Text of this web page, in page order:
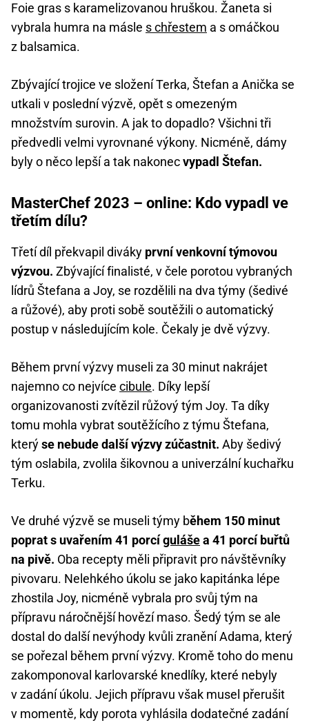
Foie gras s karamelizovanou hruškou. Žaneta si
vybrala humra na másle s chřestem a s omáčkou
z balsamica.
Zbývající trojice ve složení Terka, Štefan a Anička se
utkali v poslední výzvě, opět s omezeným
množstvím surovin. A jak to dopadlo? Všichni tři
předvedli velmi vyrovnané výkony. Nicméně, dámy
byly o něco lepší a tak nakonecvypadl Štefan.
MasterChef 2023 – online: Kdo vypadl ve
třetím dílu?
Třetí díl překvapil diváky první venkovní týmovou
výzvou. Zbývající finalisté, v čele porotou vybraných
lídrů Štefana a Joy, se rozdělili na dva týmy (šedivé
a růžové), aby proti sobě soutěžili o automatický
postup v následujícím kole. Čekaly je dvě výzvy.
Během první výzvy museli za 30 minut nakrájet
najemno co nejvíce cibule. Díky lepší
organizovanosti zvítězil růžový tým Joy. Ta díky
tomu mohla vybrat soutěžícího z týmu Štefana,
kterýse nebude další výzvy zúčastnit. Aby šedivý
tým oslabila, zvolila šikovnou a univerzální kuchařku
Terku.
Ve druhé výzvě se museli týmy během 150 minut
poprat s uvařením 41 porcígulášea 41 porcí buřtů
na pivě. Oba recepty měli připravit pro návštěvníky
pivovaru. Nelehkého úkolu se jako kapitánka lépe
zhostila Joy, nicméně vybrala pro svůj tým na
přípravu náročnější hovězí maso. Šedý tým se ale
dostal do další nevýhody kvůli zranění Adama, který
se pořezal během první výzvy. Kromě toho do menu
zakomponoval karlovarské knedlíky, které nebyly
v zadání úkolu. Jejich přípravu však musel přerušit
v momentě, kdy porota vyhlásila dodatečné zadání